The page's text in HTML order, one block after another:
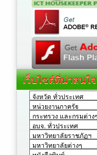
เว็บไซต์ที่น่าสนใจ